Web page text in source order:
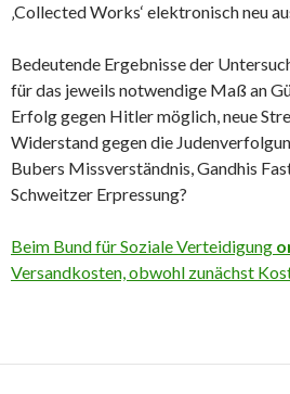
‚Collected Works‘ elektronisch neu
Bedeutende Ergebnisse der
für das jeweils notwendige Maß an
Erfolg gegen Hitler möglich, neue
Widerstand gegen die
Bubers Missverständnis, Gandhis
Schweitzer Erpressung?
Beim Bund für Soziale Verteidigung
Versandkosten, obwohl zunächst